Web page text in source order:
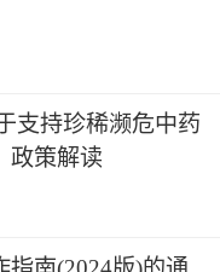
支持珍稀濒危中药
政策解读